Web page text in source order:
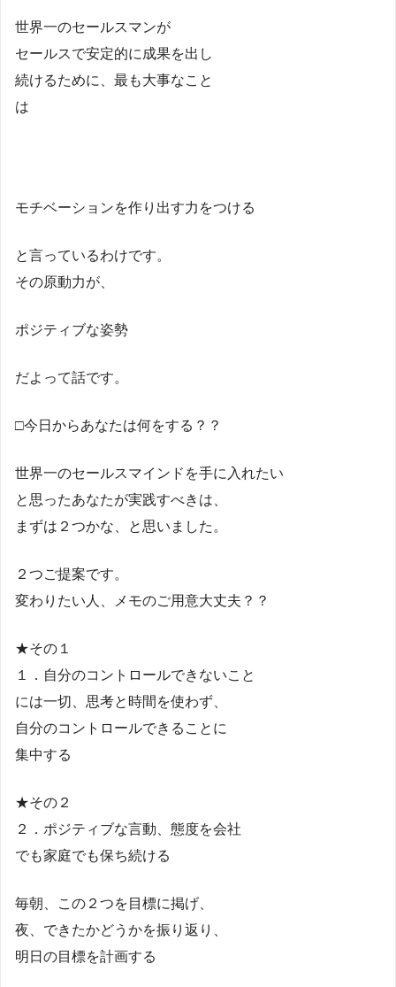
世界一のセールスマンが
セールスで安定的に成果を出し
続けるために、最も大事なこと
は
モチベーションを作り出す力をつける
と言っているわけです。
その原動力が、
ポジティブな姿勢
だよって話です。
□今日からあなたは何をする？？
世界一のセールスマインドを手に入れたい
と思ったあなたが実践すべきは、
まずは２つかな、と思いました。
２つご提案です。
変わりたい人、メモのご用意大丈夫？？
★その１
１．自分のコントロールできないこと
には一切、思考と時間を使わず、
自分のコントロールできることに
集中する
★その２
２．ポジティブな言動、態度を会社
でも家庭でも保ち続ける
毎朝、この２つを目標に掲げ、
夜、できたかどうかを振り返り、
明日の目標を計画する